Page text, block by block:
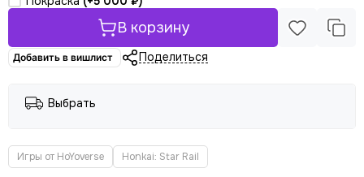
В корзину
Добавить в вишлист Поделиться
Выбрать
Игры от HoYoverse Honkai: Star Rail